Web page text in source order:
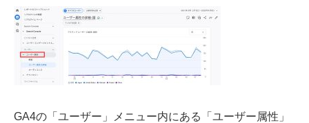
GA4の「ユーザー」メニュー内にある「ユーザー属性」